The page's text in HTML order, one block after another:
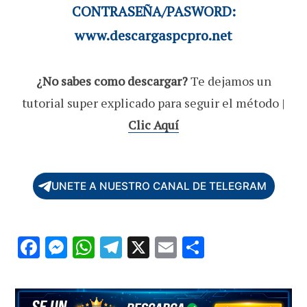
CONTRASEÑA/PASWORD:
www.descargaspcpro.net
¿No sabes como descargar?Te dejamos un
tutorial super explicado para seguir el método |
Clic Aquí
UNETE A NUESTRO CANAL DE TELEGRAM
F
e
M
se
W
at
T
e
X E
ai m